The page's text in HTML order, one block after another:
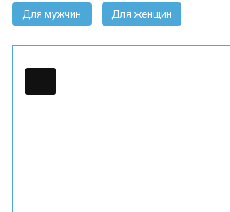
Для мужчин Для женщин